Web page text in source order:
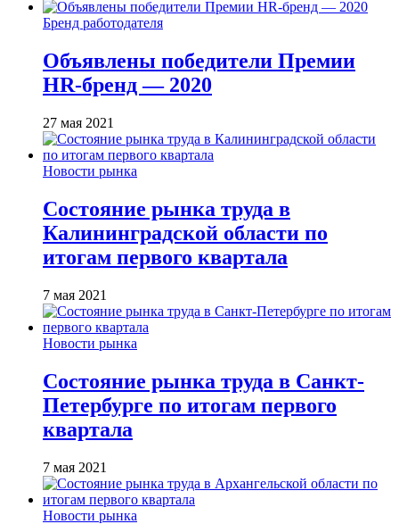
Бренд работодателя
Объявлены победители Премии
HR-бренд — 2020
27 мая 2021
Новости рынка
Состояние рынка труда в
Калининградской области по
итогам первого квартала
7 мая 2021
Новости рынка
Состояние рынка труда в Санкт-
Петербурге по итогам первого
квартала
7 мая 2021
Новости рынка